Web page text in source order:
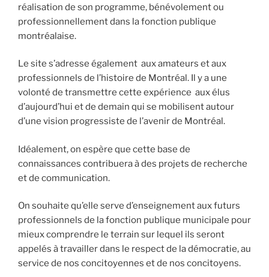
réalisation de son programme, bénévolement ou
professionnellement dans la fonction publique
montréalaise.
Le site s’adresse également aux amateurs et aux
professionnels de l’histoire de Montréal. Il y a une
volonté de transmettre cette expérience aux élus
d’aujourd’hui et de demain qui se mobilisent autour
d’une vision progressiste de l’avenir de Montréal.
Idéalement, on espère que cette base de
connaissances contribuera à des projets de recherche
et de communication.
On souhaite qu’elle serve d’enseignement aux futurs
professionnels de la fonction publique municipale pour
mieux comprendre le terrain sur lequel ils seront
appelés à travailler dans le respect de la démocratie, au
service de nos concitoyennes et de nos concitoyens.